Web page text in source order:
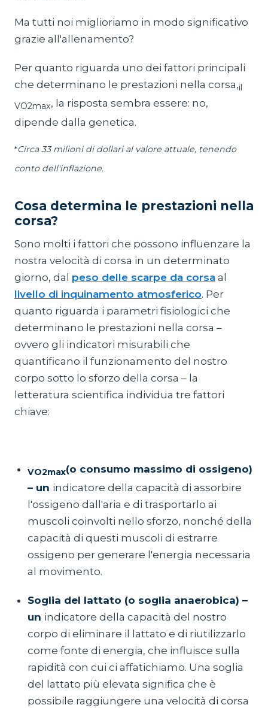
Ma tutti noi miglioriamo in modo significativo
grazie all'allenamento?
Per quanto riguarda uno dei fattori principali
che determinano le prestazioni nella corsa,il
VO2max, la risposta sembra essere: no,
dipende dalla genetica.
‍*Circa 33 milioni di dollari al valore attuale, tenendo
conto dell'inflazione.
Cosa determina le prestazioni nella
corsa?
Sono molti i fattori che possono influenzare la
nostra velocità di corsa in un determinato
giorno, dal peso delle scarpe da corsa al
livello di inquinamento atmosferico. Per
quanto riguarda i parametri fisiologici che
determinano le prestazioni nella corsa –
ovvero gli indicatori misurabili che
quantificano il funzionamento del nostro
corpo sotto lo sforzo della corsa – la
letteratura scientifica individua tre fattori
chiave:
VO2max(o consumo massimo di ossigeno)
– un indicatore della capacità di assorbire
l'ossigeno dall'aria e di trasportarlo ai
muscoli coinvolti nello sforzo, nonché della
capacità di questi muscoli di estrarre
ossigeno per generare l'energia necessaria
al movimento.
Soglia del lattato (o soglia anaerobica) –
un indicatore della capacità del nostro
corpo di eliminare il lattato e di riutilizzarlo
come fonte di energia, che influisce sulla
rapidità con cui ci affatichiamo. Una soglia
del lattato più elevata significa che è
possibile raggiungere una velocità di corsa